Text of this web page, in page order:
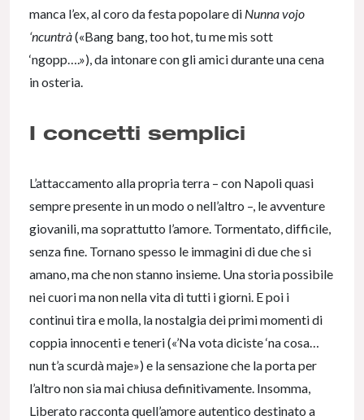
manca l’ex, al coro da festa popolare di Nunna vojo
‘ncuntrà(«Bang bang, too hot, tu me mis sott
‘ngopp….»), da intonare con gli amici durante una cena
in osteria.
I concetti semplici
L’attaccamento alla propria terra – con Napoli quasi
sempre presente in un modo o nell’altro –, le avventure
giovanili, ma soprattutto l’amore. Tormentato, difficile,
senza fine. Tornano spesso le immagini di due che si
amano, ma che non stanno insieme. Una storia possibile
nei cuori ma non nella vita di tutti i giorni. E poi i
continui tira e molla, la nostalgia dei primi momenti di
coppia innocenti e teneri («’Na vota diciste ‘na cosa…
nun t’a scurdà maje») e la sensazione che la porta per
l’altro non sia mai chiusa definitivamente. Insomma,
Liberato racconta quell’amore autentico destinato a